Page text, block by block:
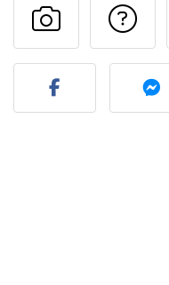
Publier